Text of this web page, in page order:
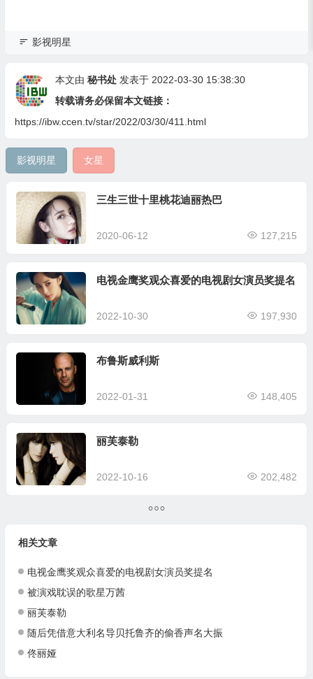
影视明星
本文由 秘书处发表于 2022-03-30 15:38:30
转载请务必保留本文链接：
https://ibw.ccen.tv/star/2022/03/30/411.html
影视明星 女星
三生三世十里桃花迪丽热巴
2020-06-12 127,215
电视金鹰奖观众喜爱的电视剧女演员奖提名
2022-10-30 197,930
布鲁斯威利斯
2022-01-31 148,405
丽芙泰勒
2022-10-16 202,482
相关文章
电视金鹰奖观众喜爱的电视剧女演员奖提名
被演戏耽误的歌星万茜
丽芙泰勒
随后凭借意大利名导贝托鲁齐的偷香声名大振
佟丽娅